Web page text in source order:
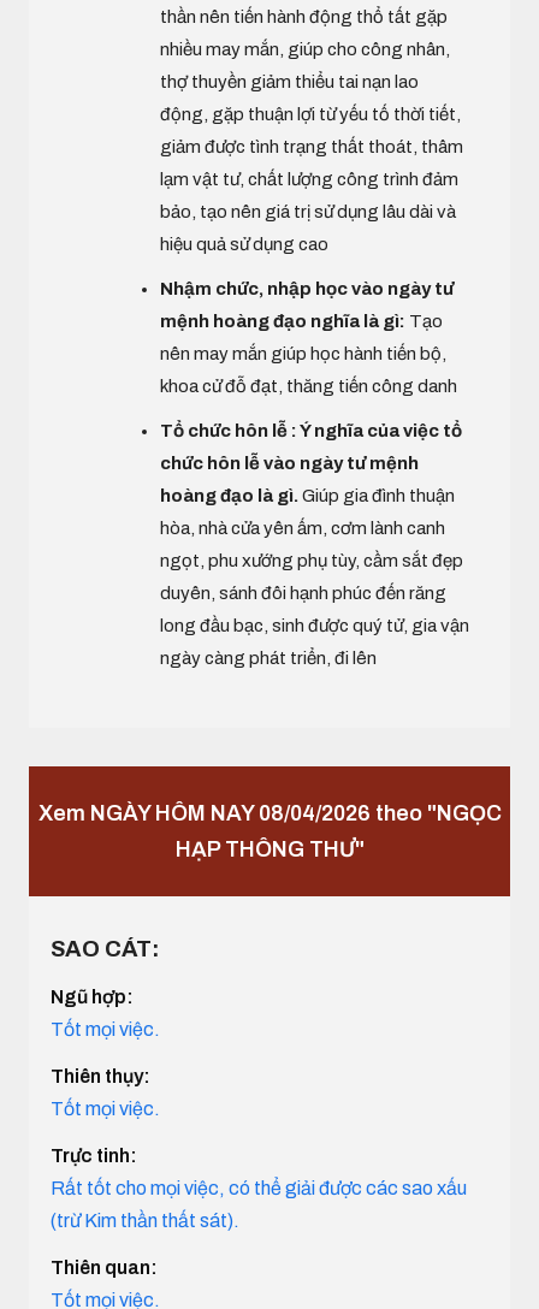
thần nên tiến hành động thổ tất gặp
nhiều may mắn, giúp cho công nhân,
thợ thuyền giảm thiểu tai nạn lao
động, gặp thuận lợi từ yếu tố thời tiết,
giảm được tình trạng thất thoát, thâm
lạm vật tư, chất lượng công trình đảm
bảo, tạo nên giá trị sử dụng lâu dài và
hiệu quả sử dụng cao
Nhậm chức, nhập học vào ngày tư
mệnh hoàng đạo nghĩa là gì: Tạo
nên may mắn giúp học hành tiến bộ,
khoa cử đỗ đạt, thăng tiến công danh
Tổ chức hôn lễ : Ý nghĩa của việc tổ
chức hôn lễ vào ngày tư mệnh
hoàng đạo là gì. Giúp gia đình thuận
hòa, nhà cửa yên ấm, cơm lành canh
ngọt, phu xướng phụ tùy, cầm sắt đẹp
duyên, sánh đôi hạnh phúc đến răng
long đầu bạc, sinh được quý tử, gia vận
ngày càng phát triển, đi lên
Xem NGÀY HÔM NAY 08/04/2026 theo "NGỌC
HẠP THÔNG THƯ"
SAO CÁT:
Ngũ hợp:
Tốt mọi việc.
Thiên thụy:
Tốt mọi việc.
Trực tinh:
Rất tốt cho mọi việc, có thể giải được các sao xấu
(trừ Kim thần thất sát).
Thiên quan:
Tốt mọi việc.